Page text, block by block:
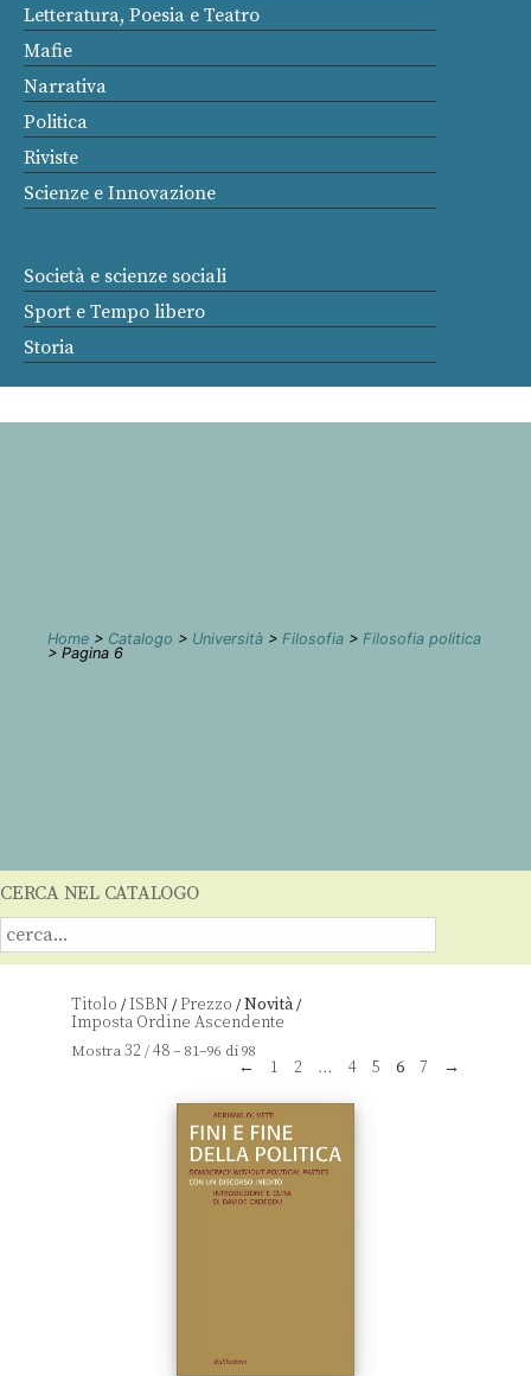
Letteratura, Poesia e Teatro
Mafie
Narrativa
Politica
Riviste
Scienze e Innovazione
Società e scienze sociali
Sport e Tempo libero
Storia
Home > Catalogo > Università > Filosofia > Filosofia politica
> Pagina 6
CERCA NEL CATALOGO
Titolo /ISBN /Prezzo /Novità/
Mostra32/48– 81–96 di 98
← 1 2 … 4 5 6 7 →